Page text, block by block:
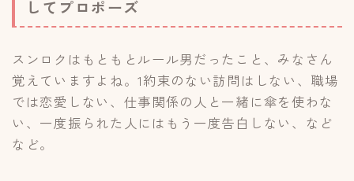
してプロポーズ
スンロクはもともとルール男だったこと、みなさん
覚えていますよね。1約束のない訪問はしない、職場
では恋愛しない、仕事関係の人と一緒に傘を使わな
い、一度振られた人にはもう一度告白しない、など
など。